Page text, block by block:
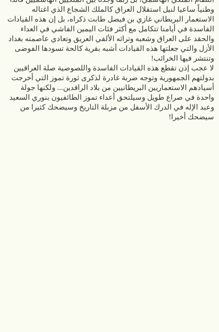
وطنياً ساعيا لنيل استقلال العراق كالملك الشجاع الذي اغتاله
الاستعمار البريطاني غازي بن فيصل طابت ذكراه، بل إن هذه القيادات
الفاسدة في أيامنا تتكامل مع أكثر فئات اليمين الفاشي في العداء
والحقد على العراق وشعبه وتراثه الألفي العريق وتعادي عاصمته بغداد
الأزل والتي جعلتها هذه القيادات أشبه بقرية كالحة تسودها الفوضى
وتنتشر فيها الخرائب!
لا عجب إذن تقطع هذه القيادات الفاسدة واللصوصية صلة العراقيين
بدولتهم الجمهورية وتوجه ضربة غادرة لذكرى ثورة تموز التي أخرجت
أسيادهم الاستعماريين البريطانيين من بلاد الرافدين... ولكنها جولة
واحدة في صراع طويل وسيلتحق أعداء تموز الطائفيون بنوري السعيد
وعبد الإله في الدرك الأسفل من مزبلة التاريخ وسيضحك كثيرا من
سيضحك أخيرا!